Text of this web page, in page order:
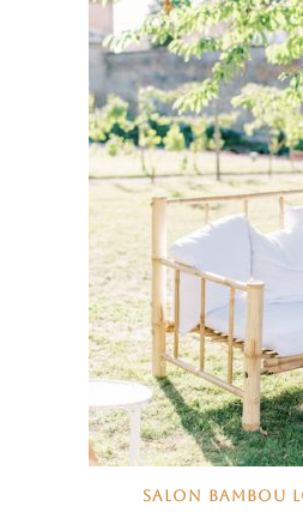
SALON BAMBOU